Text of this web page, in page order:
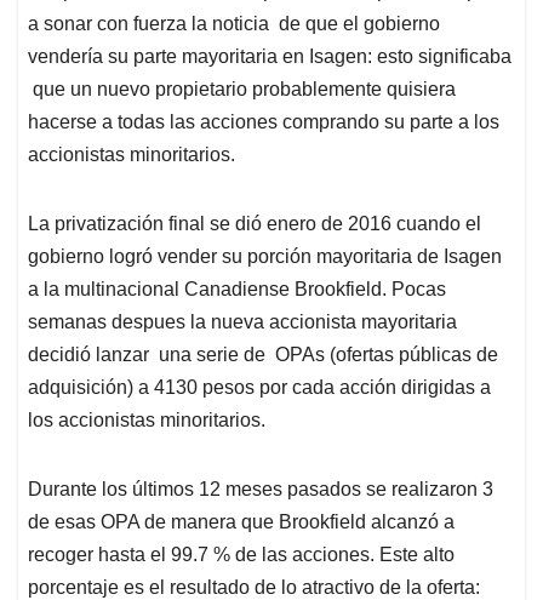
a sonar con fuerza la noticia de que el gobierno
vendería su parte mayoritaria en Isagen: esto significaba
que un nuevo propietario probablemente quisiera
hacerse a todas las acciones comprando su parte a los
accionistas minoritarios.
La privatización final se dió enero de 2016 cuando el
gobierno logró vender su porción mayoritaria de Isagen
a la multinacional Canadiense Brookfield. Pocas
semanas despues la nueva accionista mayoritaria
decidió lanzar una serie de OPAs (ofertas públicas de
adquisición) a 4130 pesos por cada acción dirigidas a
los accionistas minoritarios.
Durante los últimos 12 meses pasados se realizaron 3
de esas OPA de manera que Brookfield alcanzó a
recoger hasta el 99.7 % de las acciones. Este alto
porcentaje es el resultado de lo atractivo de la oferta: